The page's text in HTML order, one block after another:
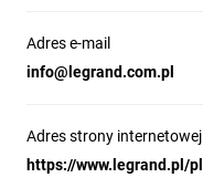
Adres e-mail
info@legrand.com.pl
Adres strony internetowej
https://www.legrand.pl/pl